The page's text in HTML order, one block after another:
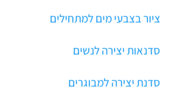
ציור בצבעי מים למתחילים
סדנאות יצירה לנשים
סדנת יצירה למבוגרים